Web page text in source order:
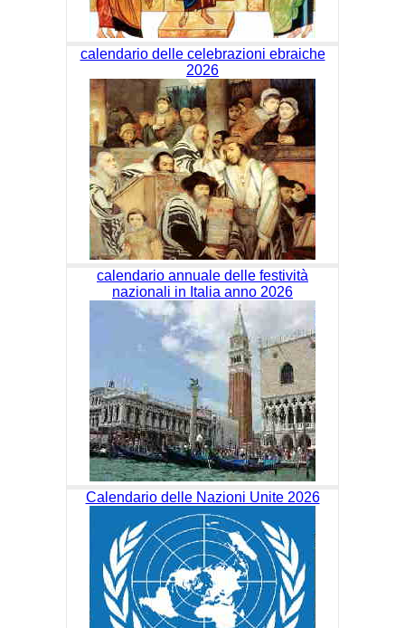
calendario delle celebrazioni ebraiche
2026
calendario annuale delle festività
nazionali in Italia anno 2026
Calendario delle Nazioni Unite 2026